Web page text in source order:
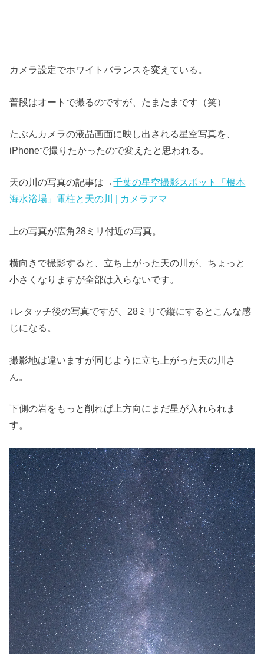
カメラ設定でホワイトバランスを変えている。
普段はオートで撮るのですが、たまたまです（笑）
たぶんカメラの液晶画面に映し出される星空写真を、
iPhoneで撮りたかったので変えたと思われる。
天の川の写真の記事は→千葉の星空撮影スポット「根本
海水浴場」電柱と天の川 | カメラアマ
上の写真が広角28ミリ付近の写真。
横向きで撮影すると、立ち上がった天の川が、ちょっと
小さくなりますが全部は入らないです。
↓レタッチ後の写真ですが、28ミリで縦にするとこんな感
じになる。
撮影地は違いますが同じように立ち上がった天の川さ
ん。
下側の岩をもっと削れば上方向にまだ星が入れられま
す。